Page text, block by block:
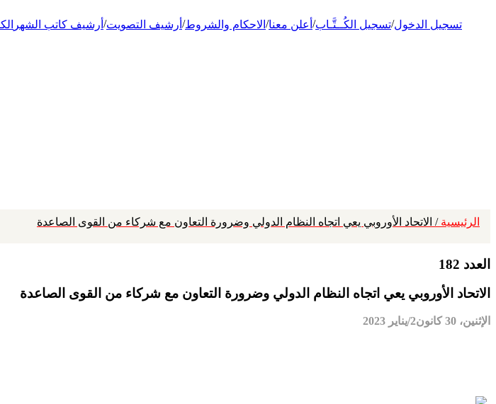
تسجيل الدخول/تسجيل الكُــتَّـاب/ أعلن معنا/ الاحكام والشروط/ أرشيف التصويت/ أرشيف كاتب الشهر
الرئيسية / الاتحاد الأوروبي يعي اتجاه النظام الدولي وضرورة التعاون مع شركاء من القوى الصاعدة
العدد 182
الاتحاد الأوروبي يعي اتجاه النظام الدولي وضرورة التعاون مع شركاء من القوى الصاعدة
الإثنين، 30 كانون2/يناير 2023